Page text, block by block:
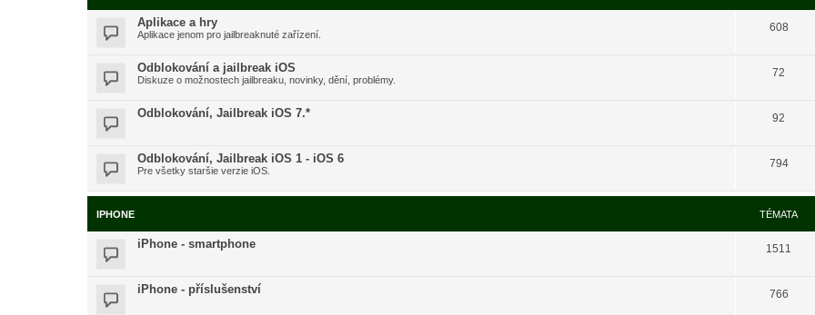
Aplikace a hry
Aplikace jenom pro jailbreaknuté zařízení.
608
Odblokování a jailbreak iOS
Diskuze o možnostech jailbreaku, novinky, dění, problémy.
72
Odblokování, Jailbreak iOS 7.* 92
Odblokování, Jailbreak iOS 1 - iOS 6
Pre všetky staršie verzie iOS.
794
IPHONE TÉMATA
iPhone - smartphone 1511
iPhone - příslušenství 766